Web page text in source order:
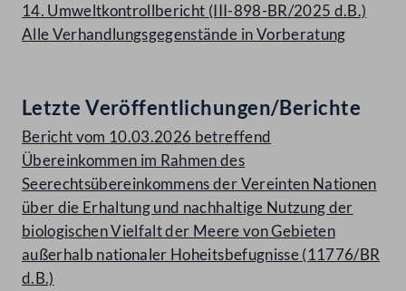
14. Umweltkontrollbericht (III-898-BR/2025 d.B.)
Alle Verhandlungsgegenstände in Vorberatung
Letzte Veröffentlichungen/Berichte
Bericht vom 10.03.2026 betreffend
Übereinkommen im Rahmen des
Seerechtsübereinkommens der Vereinten Nationen
über die Erhaltung und nachhaltige Nutzung der
biologischen Vielfalt der Meere von Gebieten
außerhalb nationaler Hoheitsbefugnisse (11776/BR
d.B.)